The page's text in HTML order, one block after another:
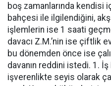
boş zamanlarında kendisi
bahçesi ile ilgilendiğini,
işlemlerin ise 1 saati
davacı Z.M.’nin ise çiftlik
bu dönemden önce ise
davanın reddini istedi. 1. İş
işverenlikte seyis olarak